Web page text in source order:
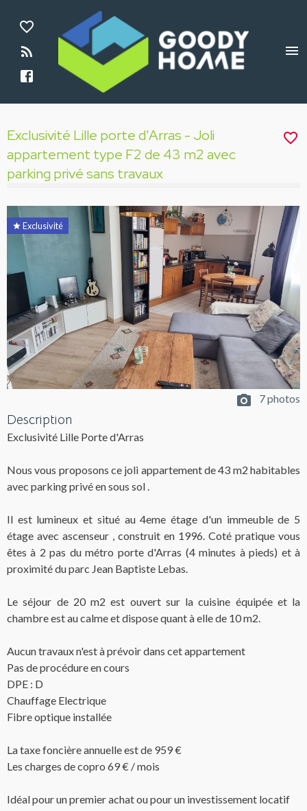
Exclusivité Lille porte d'Arras - Joli
Liens
Exclusivité Lille porte d'Arras - Joli
appartement type F2 de 43 m2 avec
parking privé sans travaux
Navigation catalogue
Exclusivité
7 photos
Description
Exclusivité Lille Porte d'Arras
Nous vous proposons ce joli appartement de 43 m2 habitables
avec parking privé en sous sol .
Il est lumineux et situé au 4eme étage d'un immeuble de 5
étage avec ascenseur , construit en 1996. Coté pratique vous
êtes à 2 pas du métro porte d'Arras (4 minutes à pieds) et à
proximité du parc Jean Baptiste Lebas.
Le séjour de 20 m2 est ouvert sur la cuisine équipée et la
chambre est au calme et dispose quant à elle de 10 m2.
Aucun travaux n'est à prévoir dans cet appartement
Pas de procédure en cours
DPE : D
Chauffage Electrique
Fibre optique installée
La taxe foncière annuelle est de 959 €
Les charges de copro 69 € / mois
Idéal pour un premier achat ou pour un investissement locatif